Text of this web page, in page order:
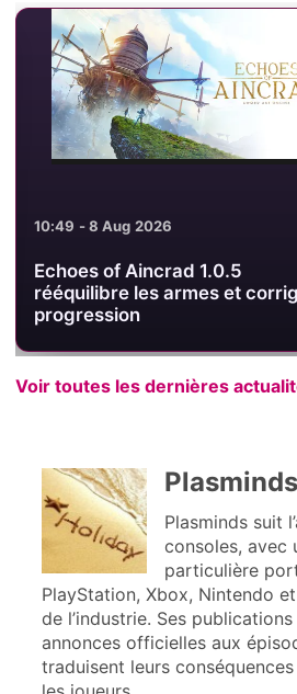
10:30 - 8 Aug 2026
ReStory Chill Electronics
la remise Steam de 10 % est
ouverte jusqu’au 20 août
Voir toutes les dernières
Plasminds
Plasminds suit
consoles, avec
particulière
PlayStation, Xbox, Nintendo
de l’industrie. Ses
annonces officielles aux
traduisent leurs